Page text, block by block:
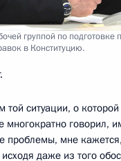
группой по подготовке
в Конституцию.
той ситуации, о
многократно говорил,
проблемы, мне
даже из того